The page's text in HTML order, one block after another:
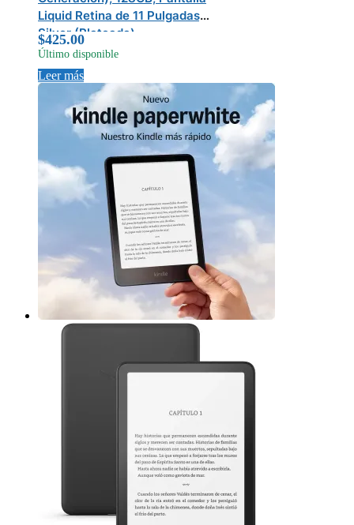
Liquid Retina de 11 Pulgadas,
Silver (Plateada)
$425.00
Último disponible
Leer más